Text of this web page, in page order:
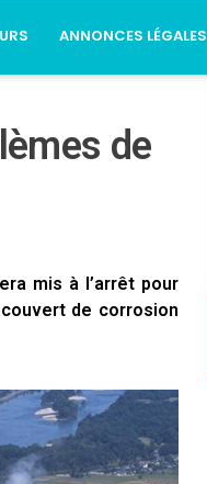
ANNONCES LÉGALES
de
mis à l’arrêt pour
de corrosion